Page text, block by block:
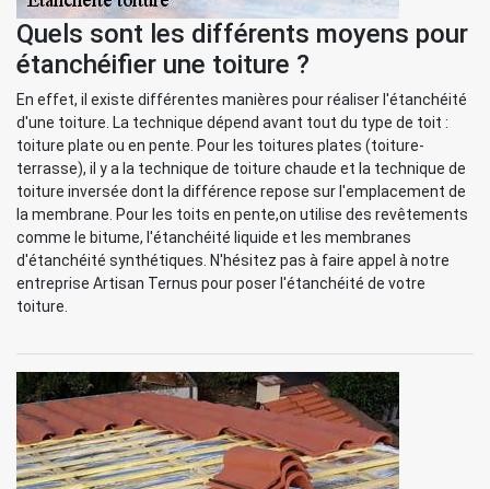
Quels sont les différents moyens pour
étanchéifier une toiture ?
En effet, il existe différentes manières pour réaliser l'étanchéité
d'une toiture. La technique dépend avant tout du type de toit :
toiture plate ou en pente. Pour les toitures plates (toiture-
terrasse), il y a la technique de toiture chaude et la technique de
toiture inversée dont la différence repose sur l'emplacement de
la membrane. Pour les toits en pente,on utilise des revêtements
comme le bitume, l'étanchéité liquide et les membranes
d'étanchéité synthétiques. N'hésitez pas à faire appel à notre
entreprise Artisan Ternus pour poser l'étanchéité de votre
toiture.